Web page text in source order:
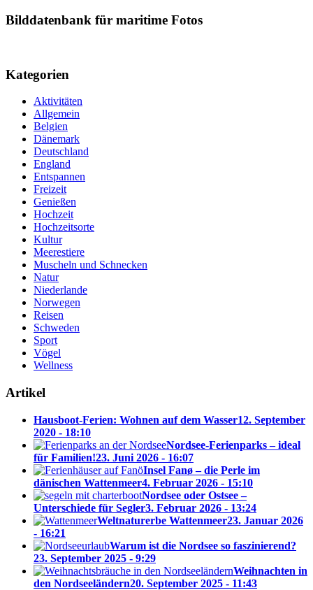
Bilddatenbank für maritime Fotos
Kategorien
Aktivitäten
Allgemein
Belgien
Dänemark
Deutschland
England
Entspannen
Freizeit
Genießen
Hochzeit
Hochzeitsorte
Kultur
Meerestiere
Muscheln und Schnecken
Natur
Niederlande
Norwegen
Reisen
Schweden
Sport
Vögel
Wellness
Artikel
Hausboot-Ferien: Wohnen auf dem Wasser12. September
2020 - 18:10
Nordsee-Ferienparks – ideal
für Familien!23. Juni 2026 - 16:07
Insel Fanø – die Perle im
dänischen Wattenmeer4. Februar 2026 - 15:10
Nordsee oder Ostsee –
Unterschiede für Segler3. Februar 2026 - 13:24
Weltnaturerbe Wattenmeer23. Januar 2026
- 16:21
Warum ist die Nordsee so faszinierend?
23. September 2025 - 9:29
Weihnachten in
den Nordseeländern20. September 2025 - 11:43